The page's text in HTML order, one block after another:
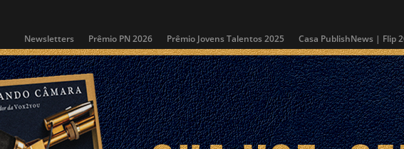
Newsletters Prêmio PN 2026 Prêmio Jovens Talentos 2025 Casa PublishNews | Flip